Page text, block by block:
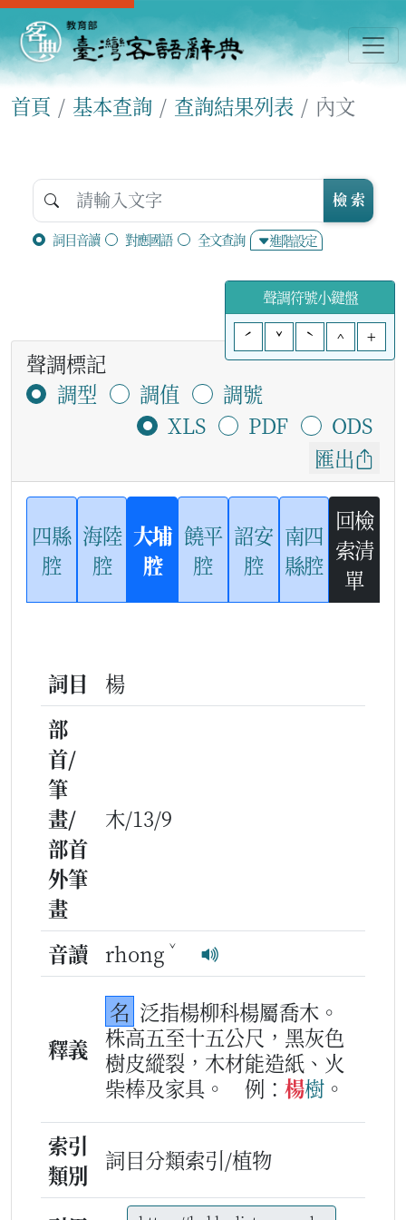
首頁 基本查詢 查詢結果列表 內文
詞目音讀 對應國語 全文查詢 進階設定
檢 索
聲調符號小鍵盤
ˊ
ˇ ˋ ^ +
聲調標記
調型
調值
調號
XLS
PDF
ODS
匯出
四縣
腔
海陸
腔
大埔
腔
饒平
腔
詔安
腔
南四
縣腔
回檢
索清
單
詞目
楊
部
首/
筆
畫/
部首
外筆
畫
木/13/9
音讀 rhong ˇ
釋義
名 泛指楊柳科楊屬喬木。
株高五至十五公尺，黑灰色
樹皮縱裂，木材能造紙、火
柴棒及家具。
例： 楊樹 。
索引
類別
詞目分類索引/植物